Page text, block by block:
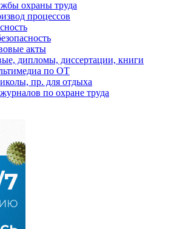
охраны труда
процессов
акты
дипломы, диссертации, книги
по ОТ
пр. для отдыха
по охране труда